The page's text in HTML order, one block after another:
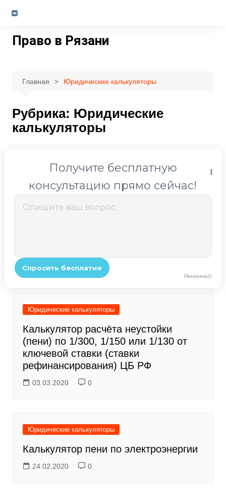
Право в Рязани
Главная Юридические калькуляторы
Рубрика: Юридические
калькуляторы
Юридические калькуляторы
Калькулятор расчёта неустойки
(пени) по 1/300, 1/150 или 1/130 от
ключевой ставки (ставки
рефинансирования) ЦБ РФ
03.03.2020 0
Юридические калькуляторы
Калькулятор пени по электроэнергии
24.02.2020 0